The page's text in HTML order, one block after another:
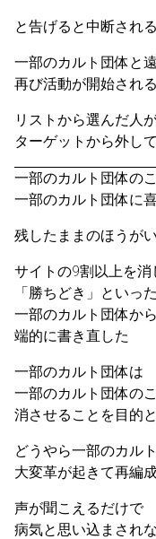
と告げると中断される
一部のカルト団体と
再び活動が開始される
リストから選んだ人
ターゲットから外し
一部のカルト団体の
一部のカルト団体に
残したままのほうが
サイトの9割以上を消
「勝ちどき」といっ
一部のカルト団体か
端的に書き直した
一部のカルト団体は
一部のカルト団体の
消させることを目的
どうやら一部のカル
大変革が起きて再編
声が聞こえるだけで
病気と思い込まされ